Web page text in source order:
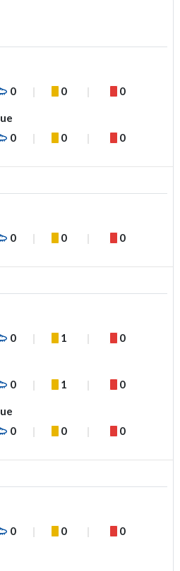
0 0 0
0 0 0
0 0 0
0 1 0
0 1 0
0 0 0
0 0 0